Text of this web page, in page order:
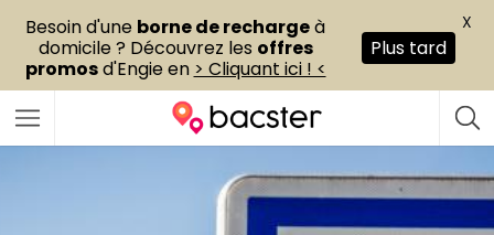
Besoin d'une borne de rechargeà
domicile ? Découvrez les offres
promosd'Engie en > Cliquant ici ! <
Plus tard
X